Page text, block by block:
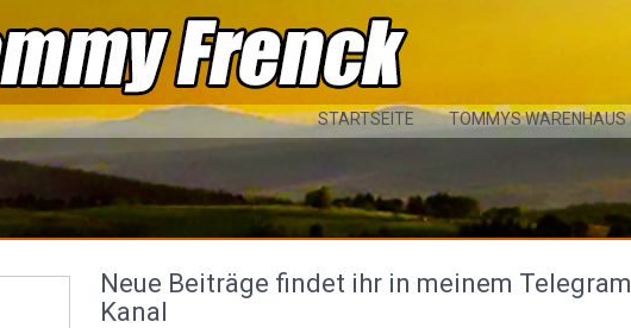
STARTSEITE TOMMYS WARENHAUS
Neue Beiträge findet ihr in meinem Telegram
Kanal